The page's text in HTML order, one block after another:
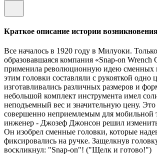
Краткое описание истории
Все началось в 1920 году в Милуоки.
образовавшаяся компания «Snap-on Wrench
применила революционную идею сменных
этим головки составляли с рукояткой одно
изготавливались различных размеров и
небольшой комплект инструмента имел
неподъемный вес и значительную цену. Это
совершенно неприемлемым для мобильной
инженер - Джозеф Джонсон решил
Он изобрел сменные головки, которые
фиксировались на ручке. Защелкнув
воскликнул: "Snap-on"! ("Щелк и готово!")